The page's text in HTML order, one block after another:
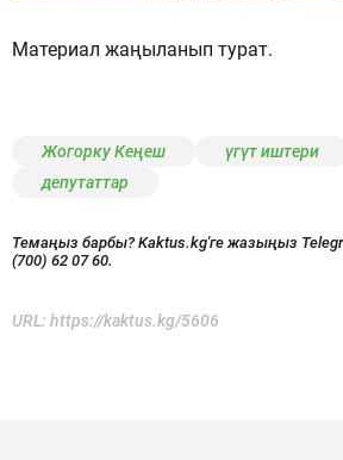
Материал жаңыланып турат.
Жогорку Кеңеш үгүт иштери
депутаттар
Темаңыз барбы? Kaktus.kg'ге жазыңыз
(700) 62 07 60.
URL: https://kaktus.kg/5606